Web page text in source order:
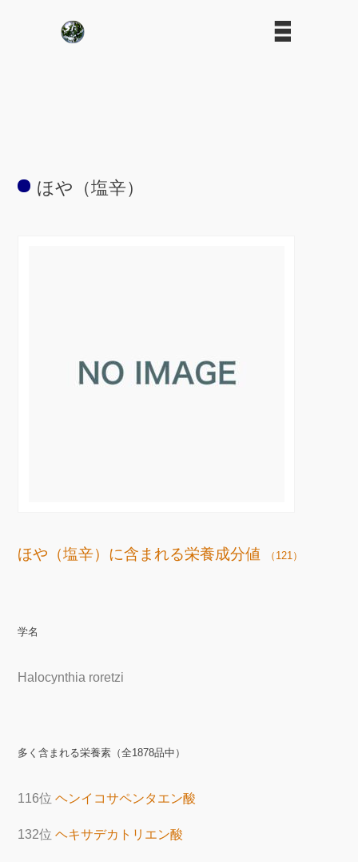
ほや（塩辛）
ほや（塩辛）に含まれる栄養成分値 （121）
学名
Halocynthia roretzi
多く含まれる栄養素（全1878品中）
116位ヘンイコサペンタエン酸
132位ヘキサデカトリエン酸